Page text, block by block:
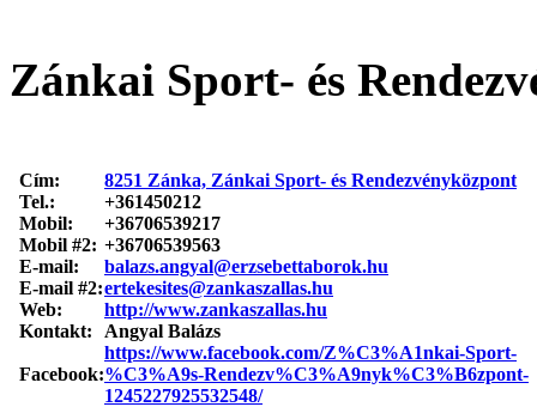
Zánkai Sport- és
Cím:
8251 Zánka, Zánkai Sport- és Rendezvényközpont
Tel.:
+361450212
Mobil:
+36706539217
Mobil #2: +36706539563
E-mail:
balazs.angyal@erzsebettaborok.hu
E-mail #2:ertekesites@zankaszallas.hu
Web:
http://www.zankaszallas.hu
Kontakt:
Angyal Balázs
Facebook:
https://www.facebook.com/Z%C3%A1nkai-Sport-
%C3%A9s-Rendezv%C3%A9nyk%C3%B6zpont-
1245227925532548/